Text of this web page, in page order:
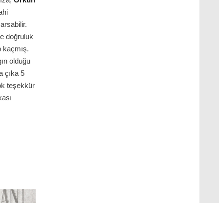
doğruluk
kaçmış.
olduğu
çıka 5
teşekkür